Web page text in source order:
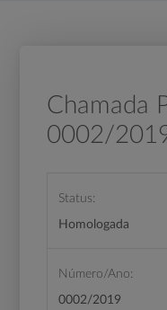
Chamada
0002/
Status:
Homologada
Número/Ano:
0002/2019